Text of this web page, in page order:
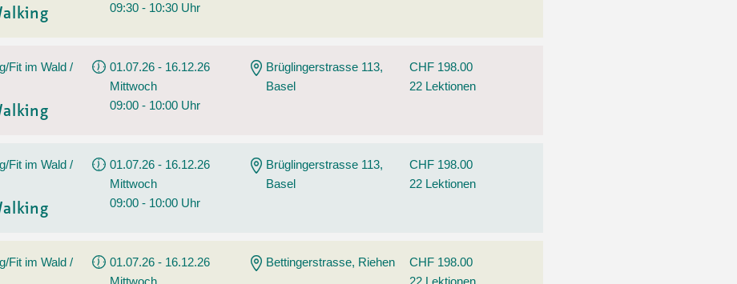
09:30 - 10:30 Uhr
Fit im Wald /
01.07.26 - 16.12.26
Mittwoch
09:00 - 10:00 Uhr
Brüglingerstrasse 113,
Basel
CHF 198.00
22 Lektionen
Fit im Wald /
01.07.26 - 16.12.26
Mittwoch
09:00 - 10:00 Uhr
Brüglingerstrasse 113,
Basel
CHF 198.00
22 Lektionen
Fit im Wald /
01.07.26 - 16.12.26
Mittwoch
Bettingerstrasse, Riehen
CHF 198.00
22 Lektionen